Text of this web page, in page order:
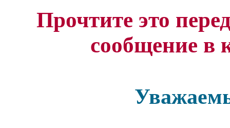
Прочтите это
сообщение в